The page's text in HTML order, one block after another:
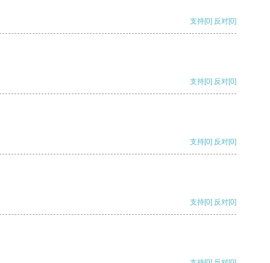
支持[0] 反对[0]
支持[0] 反对[0]
支持[0] 反对[0]
支持[0] 反对[0]